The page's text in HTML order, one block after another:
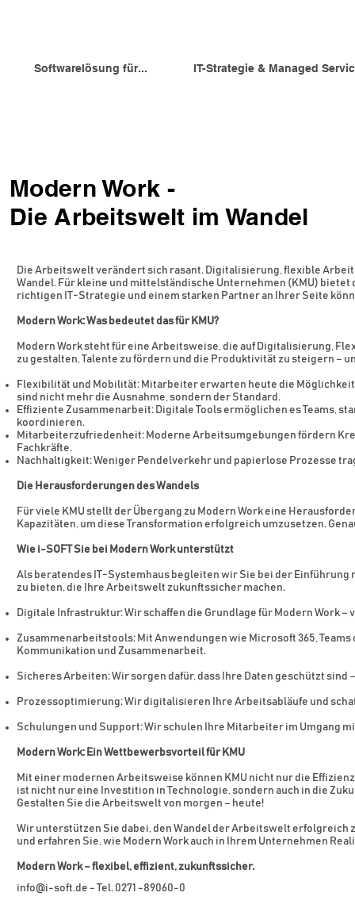
Softwarelösung für... IT-Strategie & Managed
Modern Work -
Die Arbeitswelt im Wandel
Die Arbeitswelt verändert sich rasant. Digitalisierung, flexible
Wandel. Für kleine und mittelständische Unternehmen (KMU)
richtigen IT-Strategie und einem starken Partner an Ihrer Seite
Modern Work: Was bedeutet das für KMU?
Modern Work steht für eine Arbeitsweise, die auf Digitalisierung,
zu gestalten, Talente zu fördern und die Produktivität zu steigern –
Flexibilität und Mobilität: Mitarbeiter erwarten heute die
sind nicht mehr die Ausnahme, sondern der Standard.
Effiziente Zusammenarbeit: Digitale Tools ermöglichen es Teams,
koordinieren.
Mitarbeiterzufriedenheit: Moderne Arbeitsumgebungen fördern
Fachkräfte.
Nachhaltigkeit: Weniger Pendelverkehr und papierlose Prozesse
Die Herausforderungen des Wandels
Für viele KMU stellt der Übergang zu Modern Work eine
Kapazitäten, um diese Transformation erfolgreich umzusetzen.
Wie i-SOFT Sie bei Modern Work unterstützt
Als beratendes IT-Systemhaus begleiten wir Sie bei der
zu bieten, die Ihre Arbeitswelt zukunftssicher machen.
Digitale Infrastruktur: Wir schaffen die Grundlage für Modern Work
Zusammenarbeitstools: Mit Anwendungen wie Microsoft 365,
Kommunikation und Zusammenarbeit.
Sicheres Arbeiten: Wir sorgen dafür, dass Ihre Daten geschützt sind
Prozessoptimierung: Wir digitalisieren Ihre Arbeitsabläufe und
Schulungen und Support: Wir schulen Ihre Mitarbeiter im Umgang
Modern Work: Ein Wettbewerbsvorteil für KMU
Mit einer modernen Arbeitsweise können KMU nicht nur die
ist nicht nur eine Investition in Technologie, sondern auch in die
Gestalten Sie die Arbeitswelt von morgen – heute!
Wir unterstützen Sie dabei, den Wandel der Arbeitswelt
und erfahren Sie, wie Modern Work auch in Ihrem Unternehmen
Modern Work – flexibel, effizient, zukunftssicher.
info@i-soft.de - Tel. 0271 -89060-0